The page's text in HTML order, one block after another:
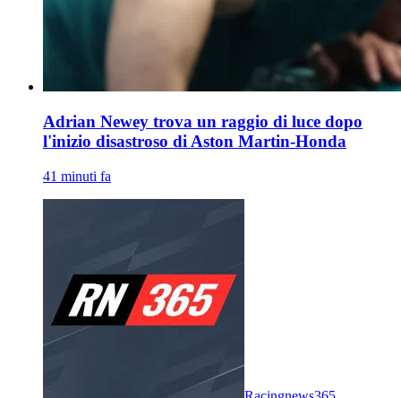
Adrian Newey trova un raggio di luce dopo
l'inizio disastroso di Aston Martin-Honda
41 minuti fa